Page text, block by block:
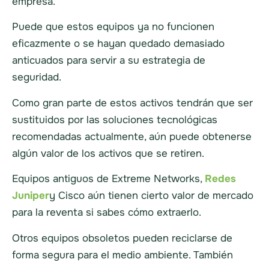
Puede que estos equipos ya no funcionen
eficazmente o se hayan quedado demasiado
anticuados para servir a su estrategia de
seguridad.
Como gran parte de estos activos tendrán que ser
sustituidos por las soluciones tecnológicas
recomendadas actualmente, aún puede obtenerse
algún valor de los activos que se retiren.
Equipos antiguos de Extreme Networks, Redes
Junipery Cisco aún tienen cierto valor de mercado
para la reventa si sabes cómo extraerlo.
Otros equipos obsoletos pueden reciclarse de
forma segura para el medio ambiente. También